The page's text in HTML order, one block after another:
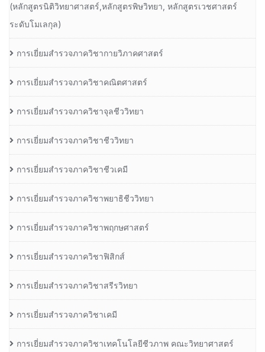
(หลักสูตรนิติวิทยาศาสตร์,หลักสูตรพิษวิทยา, หลักสูตรเวชศาสตร์
ระดับโมเลกุล)
การเยี่ยมสำรวจภาควิชากายวิภาคศาสตร์
การเยี่ยมสำรวจภาควิชาคณิตศาสตร์
การเยี่ยมสำรวจภาควิชาจุลชีววิทยา
การเยี่ยมสำรวจภาควิชาชีววิทยา
การเยี่ยมสำรวจภาควิชาชีวเคมี
การเยี่ยมสำรวจภาควิชาพยาธิชีววิทยา
การเยี่ยมสำรวจภาควิชาพฤกษศาสตร์
การเยี่ยมสำรวจภาควิชาฟิสิกส์
การเยี่ยมสำรวจภาควิชาสรีรวิทยา
การเยี่ยมสำรวจภาควิชาเคมี
การเยี่ยมสำรวจภาควิชาเทคโนโลยีชีวภาพ คณะวิทยาศาสตร์